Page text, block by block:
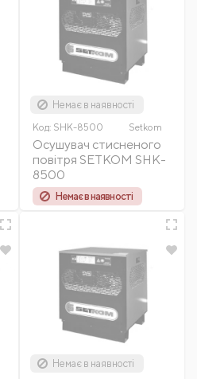
Немає в наявності
Код: SHK-8500 Setkom
Осушувач стисненого
повітря SETKOM SHK-
8500
Немає в наявності
Немає в наявності